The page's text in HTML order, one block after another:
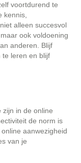
voortdurend te
kennis,
alleen succesvol
ook voldoening
anderen. Blijf
te leren en blijf
zijn in de online
de norm is
aanwezigheid
van je